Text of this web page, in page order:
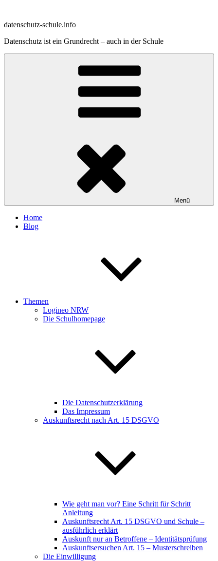
springen
datenschutz-schule.info
Datenschutz ist ein Grundrecht – auch in der Schule
Menü
Home
Blog
Themen
Logineo NRW
Die Schulhomepage
Die Datenschutzerklärung
Das Impressum
Auskunftsrecht nach Art. 15 DSGVO
Wie geht man vor? Eine Schritt für Schritt
Anleitung
Auskunftsrecht Art. 15 DSGVO und Schule –
ausführlich erklärt
Auskunft nur an Betroffene – Identitätsprüfung
Auskunftsersuchen Art. 15 – Musterschreiben
Die Einwilligung